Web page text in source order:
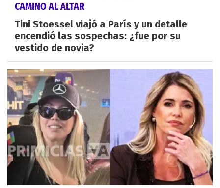
CAMINO AL ALTAR
Tini Stoessel viajó a París y un detalle
encendió las sospechas: ¿fue por su
vestido de novia?